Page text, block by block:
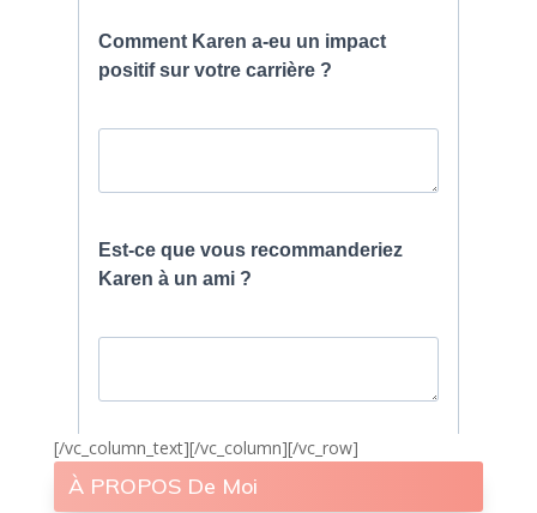
[/vc_column_text][/vc_column][/vc_row]
À PROPOS De Moi